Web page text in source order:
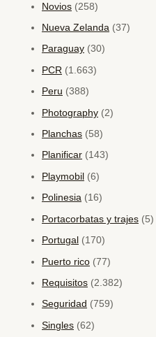
Novios (258)
Nueva Zelanda (37)
Paraguay (30)
PCR (1.663)
Peru (388)
Photography (2)
Planchas (58)
Planificar (143)
Playmobil (6)
Polinesia (16)
Portacorbatas y trajes (5)
Portugal (170)
Puerto rico (77)
Requisitos (2.382)
Seguridad (759)
Singles (62)